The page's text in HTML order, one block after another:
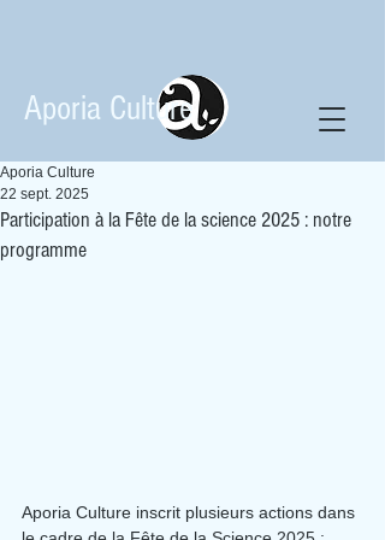
Aporia Culture
Participation à la Fête de la science 2025 : notre
programme
Aporia Culture
22 sept. 2025
Aporia Culture inscrit plusieurs actions dans